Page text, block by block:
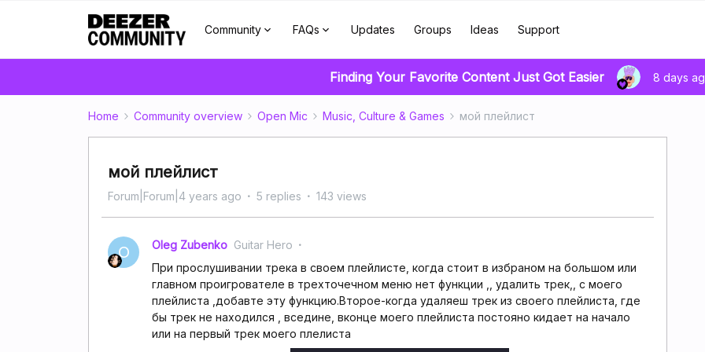
Community FAQs Updates Groups Ideas Support
Finding Your Favorite Content Just Got Easier 8 days
Home Community overview Open Mic Music, Culture & Games мой плейлист
мой плейлист
Forum|Forum|4 years ago 5 replies 143 views
O Oleg Zubenko Guitar Hero
При прослушивании трека в своем плейлисте, когда стоит в избраном на большом или
главном проигрователе в трехточечном меню нет функции ,, удалить трек,, с моего
плейлиста ,добавте эту функцию.Второе-когда удаляеш трек из своего плейлиста, где
бы трек не находился , вседине, вконце моего плейлиста постояно кидает на начало
или на первый трек моего плелиста